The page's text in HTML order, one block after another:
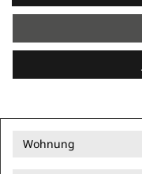
Wohnung